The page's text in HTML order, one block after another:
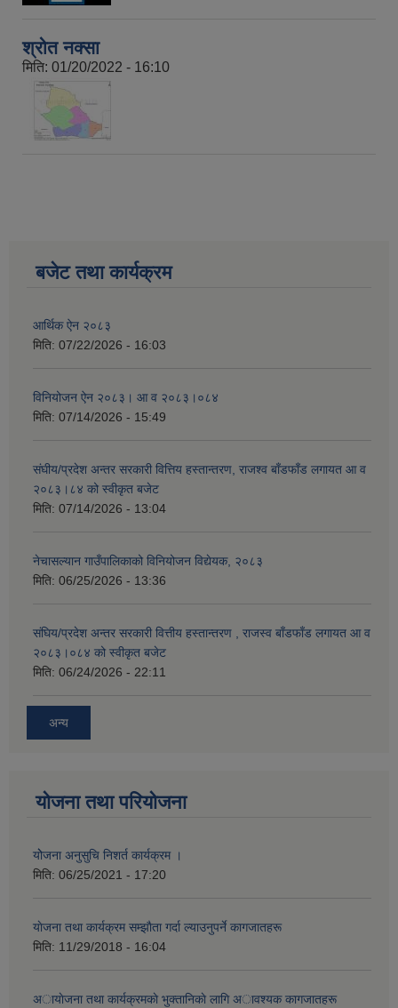
श्रोत नक्सा
मिति: 01/20/2022 - 16:10
बजेट तथा कार्यक्रम
आर्थिक ऐन २०८३
मिति: 07/22/2026 - 16:03
विनियोजन ऐन २०८३। आ व २०८३।०८४
मिति: 07/14/2026 - 15:49
संघीय/प्रदेश अन्तर सरकारी वित्तिय हस्तान्तरण, राजश्व बाँडफाँड लगायत आ व
२०८३।८४ को स्वीकृत बजेट
मिति: 07/14/2026 - 13:04
नेचासल्यान गाउँपालिकाको विनियोजन विद्येयक, २०८३
मिति: 06/25/2026 - 13:36
संघिय/प्रदेश अन्तर सरकारी वित्तीय हस्तान्तरण , राजस्व बाँडफाँड लगायत आ व
२०८३।०८४ को स्वीकृत बजेट
मिति: 06/24/2026 - 22:11
अन्य
योजना तथा परियोजना
योेजना अनुसुचि निशर्त कार्यक्रम ।
मिति: 06/25/2021 - 17:20
याेजना तथा कार्यक्रम सम्झाैता गर्दा ल्याउनुपर्ने कागजातहरू
मिति: 11/29/2018 - 16:04
अायाेजना तथा कार्यक्रमकाे भुक्तानिकाे लागि अावश्यक कागजातहरू